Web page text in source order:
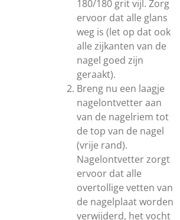
180/180 grit vijl. Zorg
ervoor dat alle glans
weg is (let op dat ook
alle zijkanten van de
nagel goed zijn
geraakt).
Breng nu een laagje
nagelontvetter aan
van de nagelriem tot
de top van de nagel
(vrije rand).
Nagelontvetter zorgt
ervoor dat alle
overtollige vetten van
de nagelplaat worden
verwijderd, het vocht